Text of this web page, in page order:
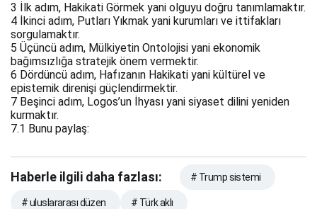
3 İlk adım, Hakikati Görmek yani olguyu doğru tanımlamaktır.
4 İkinci adım, Putları Yıkmak yani kurumları ve ittifakları
sorgulamaktır.
5 Üçüncü adım, Mülkiyetin Ontolojisi yani ekonomik
bağımsızlığa stratejik önem vermektir.
6 Dördüncü adım, Hafızanın Hakikati yani kültürel ve
epistemik direnişi güçlendirmektir.
7 Beşinci adım, Logos’un İhyası yani siyaset dilini yeniden
kurmaktır.
7.1 Bunu paylaş:
Haberle ilgili daha fazlası: # Trump sistemi
# uluslararası düzen # Türk aklı